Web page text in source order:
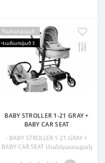
Պահանջված
Վաճառված է
BABY STROLLER 1-21 GRAY +
BABY CAR SEAT
- BABY STROLLER 1-21 GRAY +
BABY CAR SEAT Մանկասայլակ